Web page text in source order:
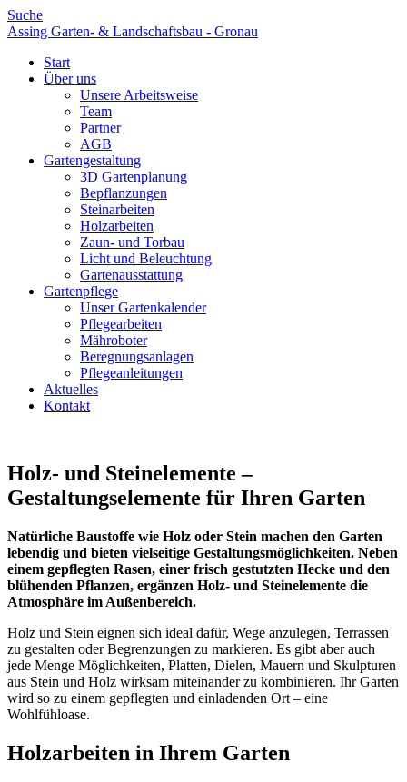
Suche
Assing Garten- & Landschaftsbau - Gronau
Start
Über uns
Unsere Arbeitsweise
Team
Partner
AGB
Gartengestaltung
3D Gartenplanung
Bepflanzungen
Steinarbeiten
Holzarbeiten
Zaun- und Torbau
Licht und Beleuchtung
Gartenausstattung
Gartenpflege
Unser Gartenkalender
Pflegearbeiten
Mähroboter
Beregnungsanlagen
Pflegeanleitungen
Aktuelles
Kontakt
Holz- und Steinelemente –
Gestaltungselemente für Ihren Garten
Natürliche Baustoffe wie Holz oder Stein machen den Garten
lebendig und bieten vielseitige Gestaltungsmöglichkeiten. Neben
einem gepflegten Rasen, einer frisch gestutzten Hecke und den
blühenden Pflanzen, ergänzen Holz- und Steinelemente die
Atmosphäre im Außenbereich.
Holz und Stein eignen sich ideal dafür, Wege anzulegen, Terrassen
zu gestalten oder Begrenzungen zu markieren. Es gibt aber auch
jede Menge Möglichkeiten, Platten, Dielen, Mauern und Skulpturen
aus Stein und Holz wirksam miteinander zu kombinieren. Ihr Garten
wird so zu einem gepflegten und einladenden Ort – eine
Wohlfühloase.
Holzarbeiten in Ihrem Garten